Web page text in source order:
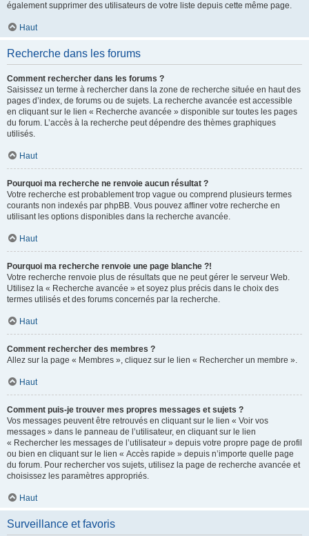
également supprimer des utilisateurs de votre liste depuis cette même page.
Haut
Recherche dans les forums
Comment rechercher dans les forums ?
Saisissez un terme à rechercher dans la zone de recherche située en haut des
pages d’index, de forums ou de sujets. La recherche avancée est accessible
en cliquant sur le lien « Recherche avancée » disponible sur toutes les pages
du forum. L’accès à la recherche peut dépendre des thèmes graphiques
utilisés.
Haut
Pourquoi ma recherche ne renvoie aucun résultat ?
Votre recherche est probablement trop vague ou comprend plusieurs termes
courants non indexés par phpBB. Vous pouvez affiner votre recherche en
utilisant les options disponibles dans la recherche avancée.
Haut
Pourquoi ma recherche renvoie une page blanche ?!
Votre recherche renvoie plus de résultats que ne peut gérer le serveur Web.
Utilisez la « Recherche avancée » et soyez plus précis dans le choix des
termes utilisés et des forums concernés par la recherche.
Haut
Comment rechercher des membres ?
Allez sur la page « Membres », cliquez sur le lien « Rechercher un membre ».
Haut
Comment puis-je trouver mes propres messages et sujets ?
Vos messages peuvent être retrouvés en cliquant sur le lien « Voir vos
messages » dans le panneau de l’utilisateur, en cliquant sur le lien
« Rechercher les messages de l’utilisateur » depuis votre propre page de profil
ou bien en cliquant sur le lien « Accès rapide » depuis n’importe quelle page
du forum. Pour rechercher vos sujets, utilisez la page de recherche avancée et
choisissez les paramètres appropriés.
Haut
Surveillance et favoris